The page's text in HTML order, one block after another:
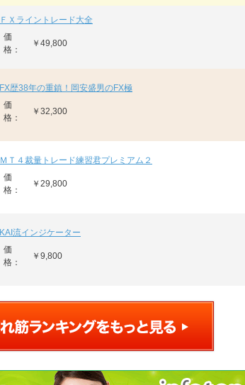
ＦＸライントレード大全
価
格：
￥49,800
FX歴38年の重鎮！岡安盛男のFX極
価
格：
￥32,300
ＭＴ４裁量トレード練習君プレミアム２
価
格：
￥29,800
KAI流インジケーター
価
格：
￥9,800